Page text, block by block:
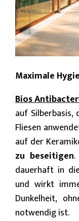
Maximale
Bios
auf Silberbasis,
Fliesen
auf der
zu beseitigen.
dauerhaft in
und wirkt
Dunkelheit,
notwendig ist.